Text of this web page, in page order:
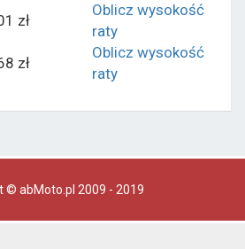
zł
Oblicz wysokość
raty
zł
Oblicz wysokość
raty
© abMoto.pl 2009 - 2019